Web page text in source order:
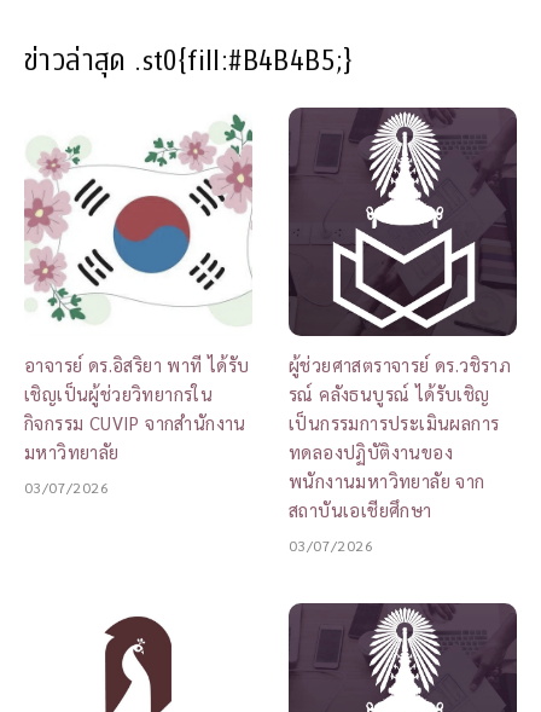
ข่าวล่าสุด .st0{fill:#B4B4B5;}
อาจารย์ ดร.อิสริยา พาที ได้รับ
เชิญเป็นผู้ช่วยวิทยากรใน
กิจกรรม CUVIP จากสำนักงาน
มหาวิทยาลัย
03/07/2026
ผู้ช่วยศาสตราจารย์ ดร.วชิราภ
รณ์ คลังธนบูรณ์ ได้รับเชิญ
เป็นกรรมการประเมินผลการ
ทดลองปฏิบัติงานของ
พนักงานมหาวิทยาลัย จาก
สถาบันเอเชียศึกษา
03/07/2026